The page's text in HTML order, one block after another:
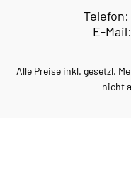
Telefon:
E-Mail:
Alle Preise inkl. gesetzl.
nicht